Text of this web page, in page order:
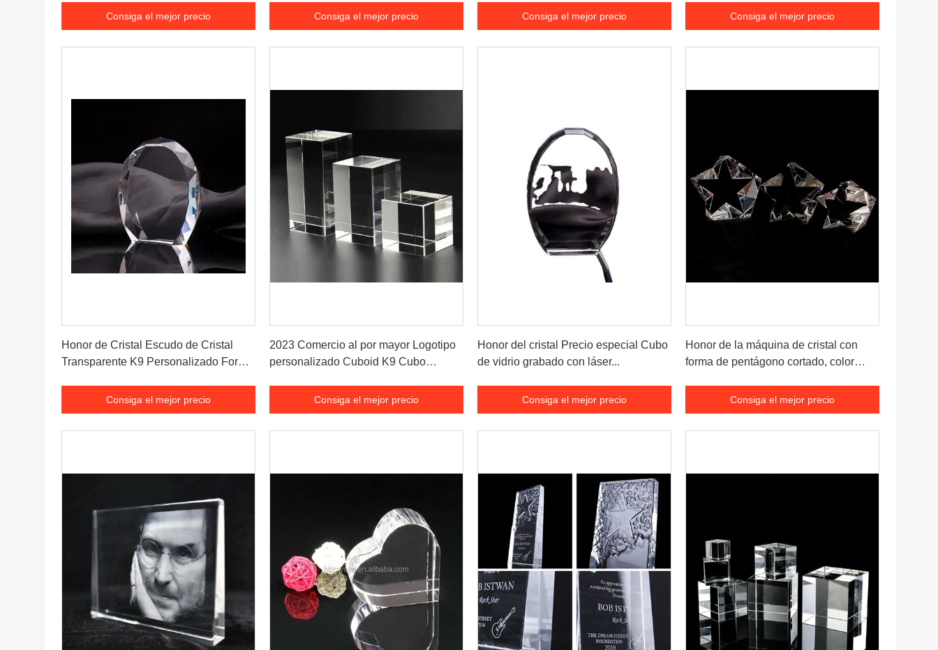
Consiga el mejor precio Consiga el mejor precio Consiga el mejor precio Consiga el mejor precio
Honor de Cristal Escudo de Cristal
Transparente K9 Personalizado Forma
Láser 3D Placa de Premio
Consiga el mejor precio
2023 Comercio al por mayor Logotipo
personalizado Cuboid K9 Cubo
Wal Art GlassConsiga el mejor precio
Honor del cristal Precio especial Cubo
de vidrio grabado con láser...
Consiga el mejor precio
Honor de la máquina de cristal con
forma de pentágono cortado, color
suelta, cubos de cristal en blanco para
grabar
Consiga el mejor precio